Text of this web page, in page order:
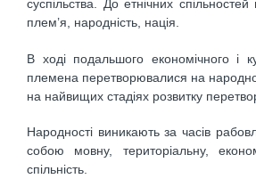
суспільства. До етнічних спільностей
плем’я, народність, нація.
В ході подальшого економічного і
племена перетворювалися на
на найвищих стадіях розвитку
Народності виникають за часів
собою мовну, територіальну,
спільність.